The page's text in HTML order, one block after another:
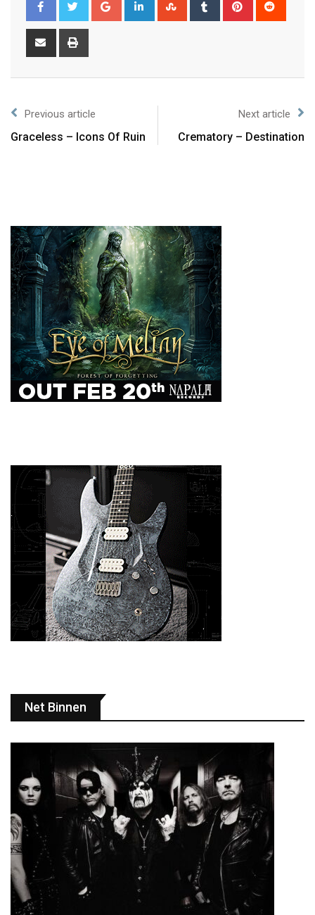
Previous article
Graceless – Icons Of Ruin
Next article
Crematory – Destination
Net Binnen